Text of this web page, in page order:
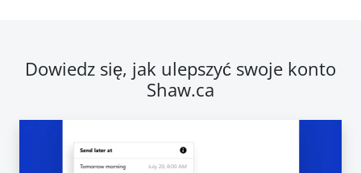
Dowiedz się, jak ulepszyć swoje konto
Shaw.ca